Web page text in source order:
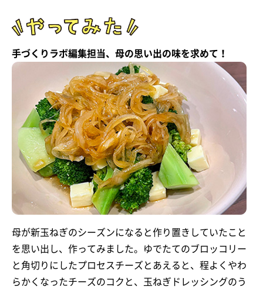
手づくりラボ編集担当、母の思い出の味を求めて！
母が新玉ねぎのシーズンになると作り置きしていたこと
を思い出し、作ってみました。ゆでたてのブロッコリー
と角切りにしたプロセスチーズとあえると、程よくやわ
らかくなったチーズのコクと、玉ねぎドレッシングのう